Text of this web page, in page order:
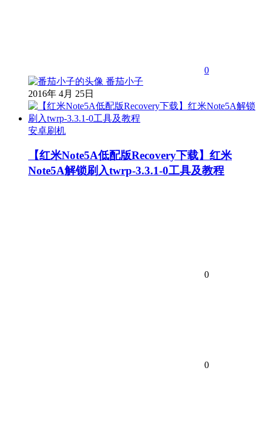
0
番茄小子
2016年 4月 25日
安卓刷机
【红米Note5A低配版Recovery下载】红米
Note5A解锁刷入twrp-3.3.1-0工具及教程
0
0